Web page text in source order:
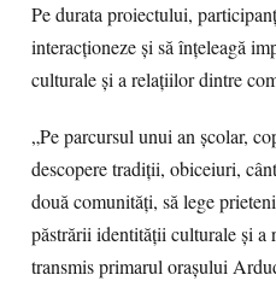
Pe durata proiectului,
interacționeze și să înțeleagă
culturale și a relațiilor dintre
„Pe parcursul unui an școlar,
descopere tradiții, obiceiuri,
două comunități, să lege
păstrării identității culturale și a
transmis primarul orașului